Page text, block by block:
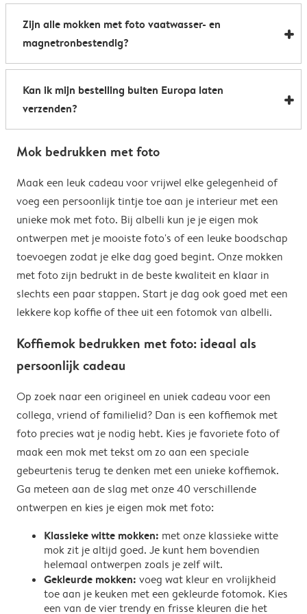
de kantine op het werk te voorzien van stijlvolle
koffiemokken met foto.
Al onze foto mokken hebben de afmetingen 8,2 x 9,5
cm. De inhoud bedraagt 285 ml.
Zijn alle mokken met foto vaatwasser- en
magnetronbestendig?
Bijna allemaal. Onze gepersonaliseerde foto mokken
kunnen zowel in de vaatwasser als in de magnetron.
Heel handig: je kunt er dus uit drinken, je drank
opwarmen en je fotomok na de afwas opnieuw
gebruiken. De enige uitzondering hierop zijn onze
de hand af te wassen om het magische
verrassingseffect zo goed mogelijk te behouden.
Kan ik mijn bestelling buiten Europa laten
verzenden?
afhankelijk van je afleveradres en worden deze tijdens
de verzendkosten voor bestellingen buiten de EU geen
eventuele bijkomende kosten van het land omvatten,
zoals invoerrechten, invoer-btw en douanekosten. Wij
zijn niet verantwoordelijk voor deze kosten. Je kunt
contact opnemen met je lokale douane-autoriteiten
om te zien of er extra kosten moeten worden betaald
voor je bestelling.
Mok bedrukken met foto
Maak een leuk cadeau voor vrijwel elke gelegenheid of
voeg een persoonlijk tintje toe aan je interieur met een
unieke mok met foto. Bij albelli kun je je eigen mok
ontwerpen met je mooiste foto's of een leuke boodschap
toevoegen zodat je elke dag goed begint. Onze mokken
met foto zijn bedrukt in de beste kwaliteit en klaar in
slechts een paar stappen. Start je dag ook goed met een
lekkere kop koffie of thee uit een fotomok van albelli.
Koffiemok bedrukken met foto: ideaal als
persoonlijk cadeau
Op zoek naar een origineel en uniek cadeau voor een
collega, vriend of familielid? Dan is een koffiemok met
foto precies wat je nodig hebt. Kies je favoriete foto of
maak een mok met tekst om zo aan een speciale
gebeurtenis terug te denken met een unieke koffiemok.
Ga meteen aan de slag met onze 40 verschillende
ontwerpen en kies je eigen mok met foto:
Klassieke witte mokken: met onze klassieke witte
mok zit je altijd goed. Je kunt hem bovendien
helemaal ontwerpen zoals je zelf wilt.
Gekleurde mokken: voeg wat kleur en vrolijkheid
toe aan je keuken met een gekleurde fotomok. Kies
een van de vier trendy en frisse kleuren die het